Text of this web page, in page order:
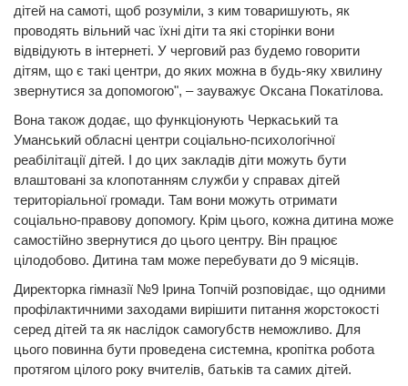
дітей на самоті, щоб розуміли, з ким товаришують, як
проводять вільний час їхні діти та які сторінки вони
відвідують в інтернеті. У черговий раз будемо говорити
дітям, що є такі центри, до яких можна в будь-яку хвилину
звернутися за допомогою", – зауважує Оксана Покатілова.
Вона також додає, що функціонують Черкаський та
Уманський обласні центри соціально-психологічної
реабілітації дітей. І до цих закладів діти можуть бути
влаштовані за клопотанням служби у справах дітей
територіальної громади. Там вони можуть отримати
соціально-правову допомогу. Крім цього, кожна дитина може
самостійно звернутися до цього центру. Він працює
цілодобово. Дитина там може перебувати до 9 місяців.
Директорка гімназії №9 Ірина Топчій розповідає, що одними
профілактичними заходами вирішити питання жорстокості
серед дітей та як наслідок самогубств неможливо. Для
цього повинна бути проведена системна, кропітка робота
протягом цілого року вчителів, батьків та самих дітей.